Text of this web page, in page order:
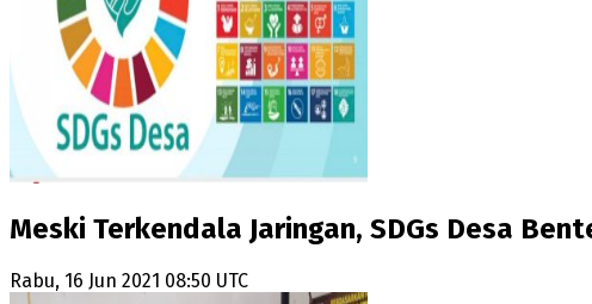
Meski Terkendala Jaringan, SDGs Desa
Rabu, 16 Jun 2021 08:50 UTC